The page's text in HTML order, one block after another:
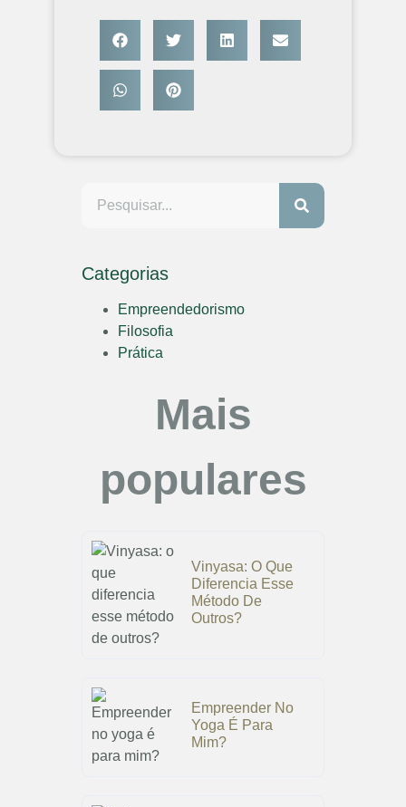
Categorias
Empreendedorismo
Filosofia
Prática
Mais
populares
Vinyasa: O Que
Diferencia Esse
Método De
Outros?
Empreender No
Yoga É Para
Mim?